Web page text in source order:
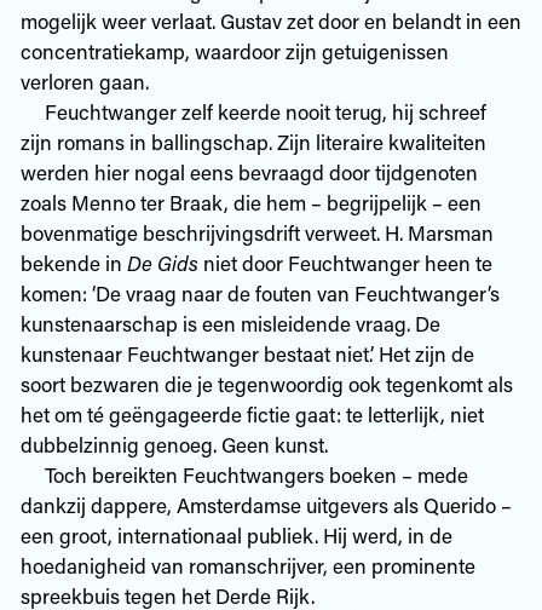
mogelijk weer verlaat. Gustav zet door en belandt in een
concentratiekamp, waardoor zijn getuigenissen
verloren gaan.
Feuchtwanger zelf keerde nooit terug, hij schreef
zijn romans in ballingschap. Zijn literaire kwaliteiten
werden hier nogal eens bevraagd door tijdgenoten
zoals Menno ter Braak, die hem – begrijpelijk – een
bovenmatige beschrijvingsdrift verweet. H. Marsman
bekende in De Gids niet door Feuchtwanger heen te
komen: ‘De vraag naar de fouten van Feuchtwanger’s
kunstenaarschap is een misleidende vraag. De
kunstenaar Feuchtwanger bestaat niet.’ Het zijn de
soort bezwaren die je tegenwoordig ook tegenkomt als
het om té geëngageerde fictie gaat: te letterlijk, niet
dubbelzinnig genoeg. Geen kunst.
Toch bereikten Feuchtwangers boeken – mede
dankzij dappere, Amsterdamse uitgevers als Querido –
een groot, internationaal publiek. Hij werd, in de
hoedanigheid van romanschrijver, een prominente
spreekbuis tegen het Derde Rijk.